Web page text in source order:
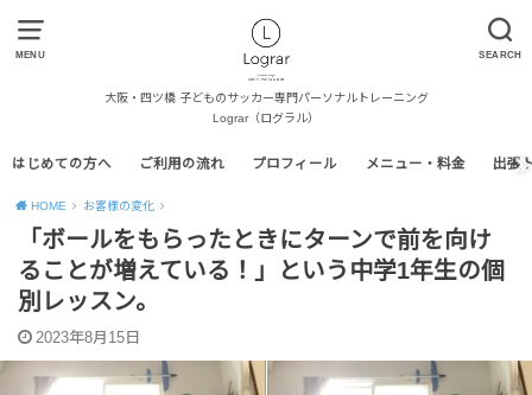
MENU SEARCH
大阪・四ツ橋 子どものサッカー専門パーソナルトレーニング
Lograr（ログラル）
はじめての方へ ご利用の流れ プロフィール メニュー・料金 出張
HOME お客様の変化
「ボールをもらったときにターンで前を向け
ることが増えている！」という中学1年生の個
別レッスン。
2023年8月15日